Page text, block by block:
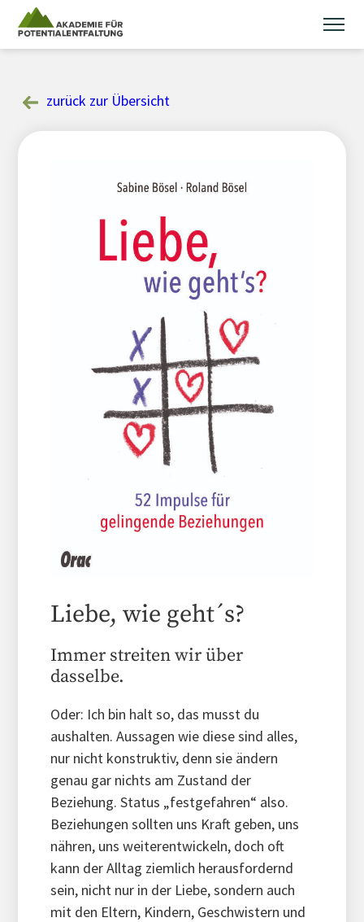
content
zurück zur Übersicht
Liebe, wie geht´s?
Immer streiten wir über
dasselbe.
Oder: Ich bin halt so, das musst du
aushalten. Aussagen wie diese sind alles,
nur nicht konstruktiv, denn sie ändern
genau gar nichts am Zustand der
Beziehung. Status „festgefahren“ also.
Beziehungen sollten uns Kraft geben, uns
nähren, uns weiterentwickeln, doch oft
kann der Alltag ziemlich herausfordernd
sein, nicht nur in der Liebe, sondern auch
mit den Eltern, Kindern, Geschwistern und